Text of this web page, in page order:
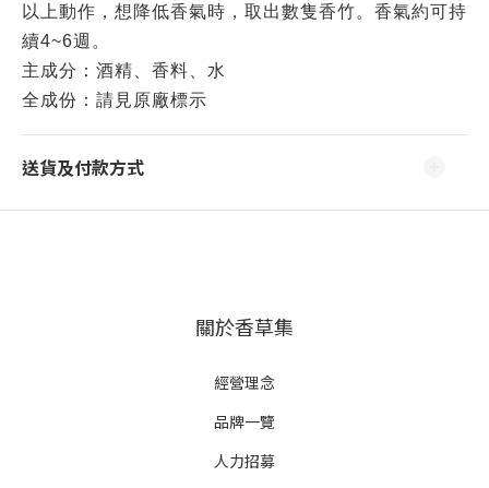
以上動作，想降低香氣時，取出數隻香竹。香氣約可持
續4~6週。
主成分：酒精、香料、水
全成份：請見原廠標示
送貨及付款方式
關於香草集
經營理念
品牌一覽
人力招募